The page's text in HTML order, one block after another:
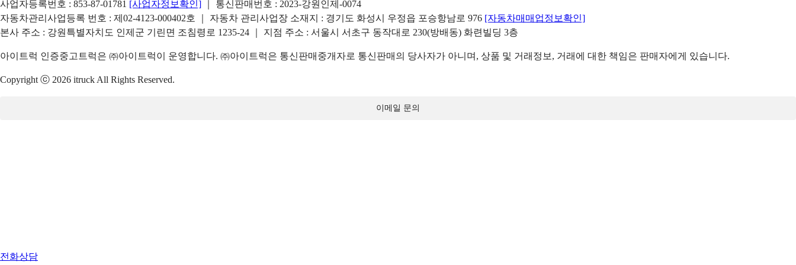
사업자등록번호 : 853-87-01781 [사업자정보확인]
｜ 통신판매번호 : 2023-강원인제-0074
자동차관리사업등록 번호 : 제02-4123-000402호 ｜ 자동차 관리사업장 소재지 : 경기도 화성시 우정읍 포승항남로 976 [자동차매매업정보확인]
본사 주소 : 강원특별자치도 인제군 기린면 조침령로 1235-24 ｜ 지점 주소 : 서울시 서초구 동작대로 230(방배동) 화련빌딩 3층
아이트럭 인증중고트럭은 ㈜아이트럭이 운영합니다. ㈜아이트럭은 통신판매중개자로 통신판매의 당사자가 아니며, 상품 및 거래정보, 거래에 대한 책임은 판매자에게 있습니다.
Copyright ⓒ 2026 itruck All Rights Reserved.
이메일 문의
전화상담